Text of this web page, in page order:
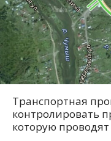
Транспортная
контролировать
которую